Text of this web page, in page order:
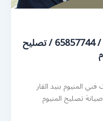
رقم صيانة المنيوم بنيد القار / 65857744 / تصليح
المنيوم بنيد القار
تصليح المنيوم